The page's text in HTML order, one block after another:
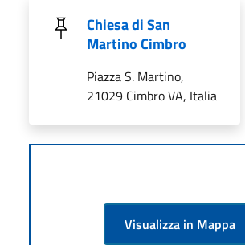
Chiesa di San
Martino Cimbro
Piazza S. Martino,
21029 Cimbro VA, Italia
Visualizza in Mappa